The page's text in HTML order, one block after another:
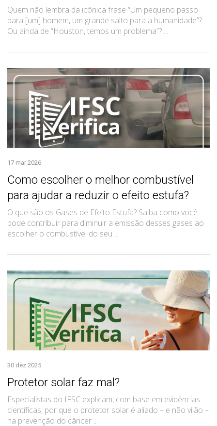
Quem não lembra da icônica frase “Um pequeno passo
para [um] homem, um grande salto para a humanidade”?
Ou ainda de “Houston, temos um problema”? ...
17 mar 2026
Como escolher o melhor combustível
para ajudar a reduzir o efeito estufa?
O que são os Gases de Efeito Estufa? Saiba como você
pode contribuir para diminuir a emissão desses gases ao
escolher o combustível do seu ...
30 dez 2025
Protetor solar faz mal?
Especialistas do IFSC explicam, com base em evidências
científicas, por que o protetor solar é aliado – e não vilão –
na prevenção do câncer ...